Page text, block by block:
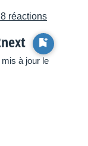
réactions
mis à jour le